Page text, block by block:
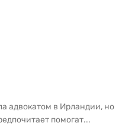
адвокатом в Ирландии, но
помогат...